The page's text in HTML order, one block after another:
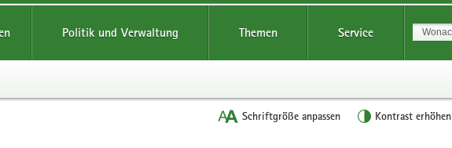
Politik und Verwaltung Themen Service
Schriftgröße anpassen Kontrast erhöhen